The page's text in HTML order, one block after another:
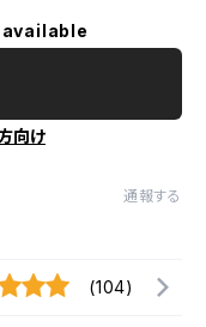
向け
通報する
(104)